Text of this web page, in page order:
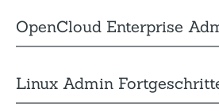
OpenCloud Enterprise
Linux Admin